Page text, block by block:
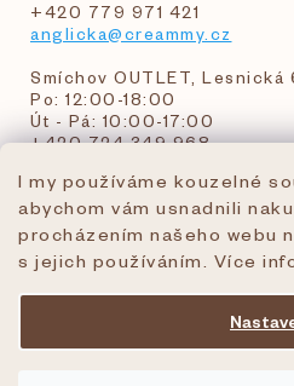
I my používáme kouzelné
abychom vám usnadnili
procházením našeho webu
s jejich používáním. Více
+420 779 971 421
anglicka@creammy.cz
Smíchov OUTLET, Lesnická
Po: 12:00-18:00
Út - Pá: 10:00-17:00
+420 724 349 968
objednavky@creammy.cz
tel:+420 724 349 968